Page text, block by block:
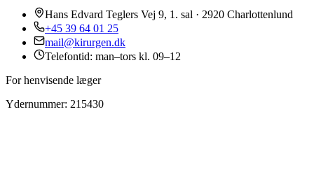
Hans Edvard Teglers Vej 9, 1. sal · 2920 Charlottenlund
+45 39 64 01 25
mail@kirurgen.dk
Telefontid: man–tors kl. 09–12
For henvisende læger
Ydernummer: 215430